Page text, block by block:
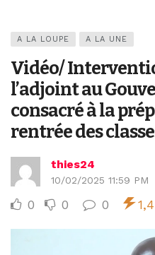
A LA LOUPE A LA UNE
Vidéo/
l’adjoint au
consacré à la
rentrée des
thies24
10/02/2025 11:59 PM
0 0 0